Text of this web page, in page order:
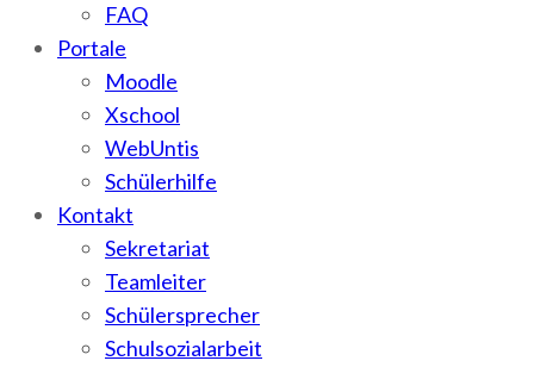
FAQ
Portale
Moodle
Xschool
WebUntis
Schülerhilfe
Kontakt
Sekretariat
Teamleiter
Schülersprecher
Schulsozialarbeit